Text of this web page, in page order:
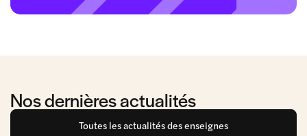
Nos dernières actualités
Toutes les actualités des enseignes